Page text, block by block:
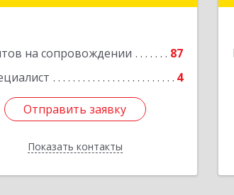
на сопровождении
87
4
Отправить заявку
Показать контакты
Подробнее
Отправить заявку
Назад